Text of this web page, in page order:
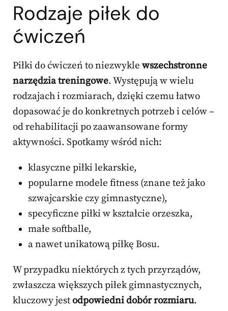
Rodzaje piłek do
ćwiczeń
Piłki do ćwiczeń to niezwykle wszechstronne
narzędzia treningowe. Występują w wielu
rodzajach i rozmiarach, dzięki czemu łatwo
dopasować je do konkretnych potrzeb i celów –
od rehabilitacji po zaawansowane formy
aktywności. Spotkamy wśród nich:
klasyczne piłki lekarskie,
popularne modele fitness (znane też jako
szwajcarskie czy gimnastyczne),
specyficzne piłki w kształcie orzeszka,
małe softballe,
a nawet unikatową piłkę Bosu.
W przypadku niektórych z tych przyrządów,
zwłaszcza większych piłek gimnastycznych,
kluczowy jestodpowiedni dobór rozmiaru.